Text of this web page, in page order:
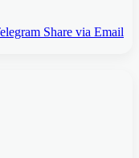
Share via Email